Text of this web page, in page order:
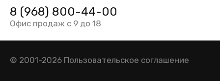
8 (968) 800-44-00
Офис продаж с 9 до 18
© 2001-2026 Пользовательское соглашение